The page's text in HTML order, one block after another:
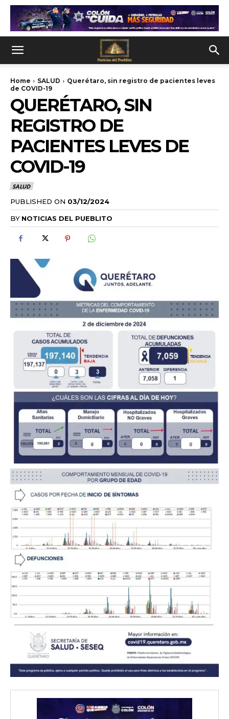
Home SALUD
Querétaro, sin registro de pacientes leves
de COVID-19
QUERÉTARO, SIN
REGISTRO DE
PACIENTES LEVES DE
COVID-19
SALUD
PUBLISHED ON 03/12/2024
BY NOTICIAS DEL PUEBLITO